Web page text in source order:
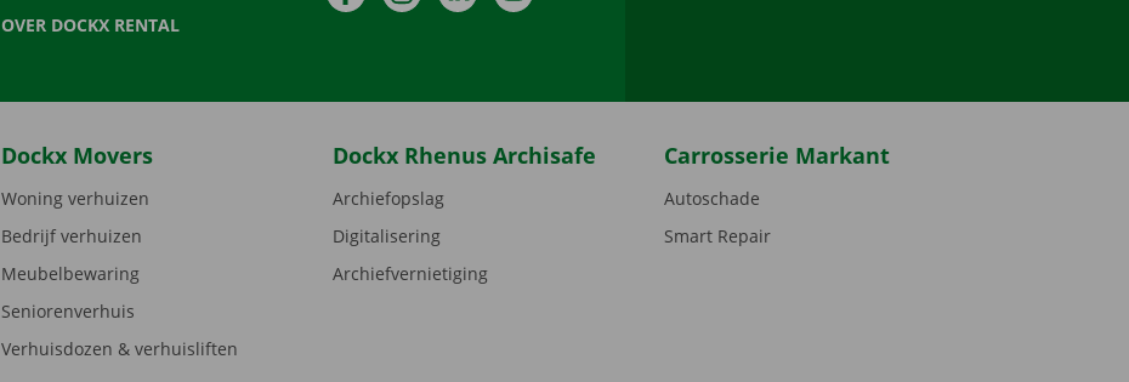
OVER DOCKX RENTAL
Dockx Movers
Woning verhuizen
Bedrijf verhuizen
Meubelbewaring
Seniorenverhuis
Verhuisdozen & verhuisliften
Dockx Rhenus Archisafe
Archiefopslag
Digitalisering
Archiefvernietiging
Carrosserie Markant
Autoschade
Smart Repair